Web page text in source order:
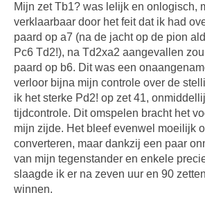
Mijn zet Tb1? was lelijk en onlogisch,
verklaarbaar door het feit dat ik had
paard op a7 (na de jacht op de pion
Pc6 Td2!), na Td2xa2 aangevallen
paard op b6. Dit was een
verloor bijna mijn controle over de
ik het sterke Pd2! op zet 41,
tijdcontrole. Dit omspelen bracht het
mijn zijde. Het bleef evenwel moeilijk
converteren, maar dankzij een paar
van mijn tegenstander en enkele
slaagde ik er na zeven uur en 90
winnen.